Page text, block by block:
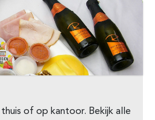
of op kantoor. Bekijk alle